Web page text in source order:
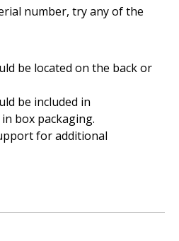
number, try any of the
be located on the back or
be included in
box packaging.
for additional